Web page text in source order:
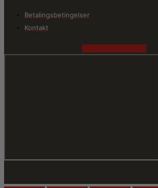
Betalingsbetingelser
Kontakt